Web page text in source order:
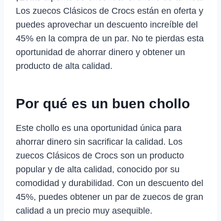
Los zuecos Clásicos de Crocs están en oferta y
puedes aprovechar un descuento increíble del
45% en la compra de un par. No te pierdas esta
oportunidad de ahorrar dinero y obtener un
producto de alta calidad.
Por qué es un buen chollo
Este chollo es una oportunidad única para
ahorrar dinero sin sacrificar la calidad. Los
zuecos Clásicos de Crocs son un producto
popular y de alta calidad, conocido por su
comodidad y durabilidad. Con un descuento del
45%, puedes obtener un par de zuecos de gran
calidad a un precio muy asequible.